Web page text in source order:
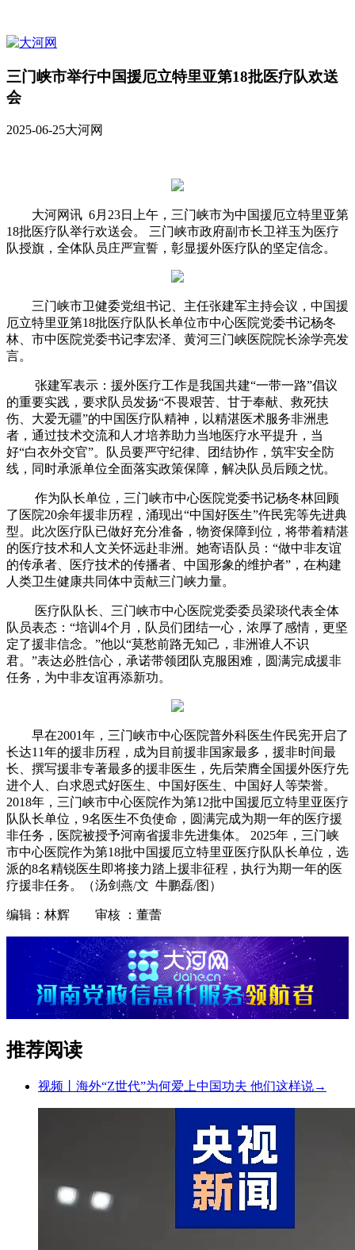
三门峡市举行中国援厄立特里亚第18批医疗队欢送
会
2025-06-25大河网
大河网讯 6月23日上午，三门峡市为中国援厄立特里亚第
18批医疗队举行欢送会。 三门峡市政府副市长卫祥玉为医疗
队授旗，全体队员庄严宣誓，彰显援外医疗队的坚定信念。
三门峡市卫健委党组书记、主任张建军主持会议，中国援
厄立特里亚第18批医疗队队长单位市中心医院党委书记杨冬
林、市中医院党委书记李宏泽、黄河三门峡医院院长涂学亮发
言。
张建军表示：援外医疗工作是我国共建“一带一路”倡议
的重要实践，要求队员发扬“不畏艰苦、甘于奉献、救死扶
伤、大爱无疆”的中国医疗队精神，以精湛医术服务非洲患
者，通过技术交流和人才培养助力当地医疗水平提升，当
好“白衣外交官”。队员要严守纪律、团结协作，筑牢安全防
线，同时承派单位全面落实政策保障，解决队员后顾之忧。
作为队长单位，三门峡市中心医院党委书记杨冬林回顾
了医院20余年援非历程，涌现出“中国好医生”仵民宪等先进典
型。此次医疗队已做好充分准备，物资保障到位，将带着精湛
的医疗技术和人文关怀远赴非洲。她寄语队员：“做中非友谊
的传承者、医疗技术的传播者、中国形象的维护者”，在构建
人类卫生健康共同体中贡献三门峡力量。
医疗队队长、三门峡市中心医院党委委员梁琰代表全体
队员表态：“培训4个月，队员们团结一心，浓厚了感情，更坚
定了援非信念。”他以“莫愁前路无知己，非洲谁人不识
君。”表达必胜信心，承诺带领团队克服困难，圆满完成援非
任务，为中非友谊再添新功。
早在2001年，三门峡市中心医院普外科医生仵民宪开启了
长达11年的援非历程，成为目前援非国家最多，援非时间最
长、撰写援非专著最多的援非医生，先后荣膺全国援外医疗先
进个人、白求恩式好医生、中国好医生、中国好人等荣誉。
2018年，三门峡市中心医院作为第12批中国援厄立特里亚医疗
队队长单位，9名医生不负使命，圆满完成为期一年的医疗援
非任务，医院被授予河南省援非先进集体。 2025年，三门峡
市中心医院作为第18批中国援厄立特里亚医疗队队长单位，选
派的8名精锐医生即将接力踏上援非征程，执行为期一年的医
疗援非任务。（汤剑燕/文 牛鹏磊/图）
编辑：林辉 审核 ：董蕾
推荐阅读
视频丨海外“Z世代”为何爱上中国功夫 他们这样说→